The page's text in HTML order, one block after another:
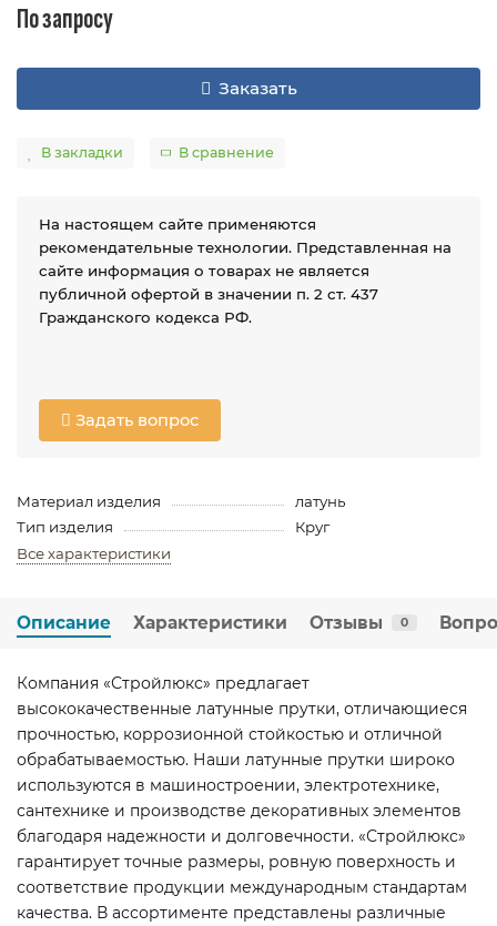
По запросу
Заказать
В закладки В сравнение
На настоящем сайте применяются
рекомендательные технологии. Представленная на
сайте информация о товарах не является
публичной офертой в значении п. 2 ст. 437
Гражданского кодекса РФ.
Задать вопрос
Материал изделия
латунь
Тип изделия
Круг
Все характеристики
Описание Характеристики Отзывы 0
Компания «Стройлюкс» предлагает
высококачественные латунные прутки, отличающиеся
прочностью, коррозионной стойкостью и отличной
обрабатываемостью. Наши латунные прутки широко
используются в машиностроении, электротехнике,
сантехнике и производстве декоративных элементов
благодаря надежности и долговечности. «Стройлюкс»
гарантирует точные размеры, ровную поверхность и
соответствие продукции международным стандартам
качества. В ассортименте представлены различные